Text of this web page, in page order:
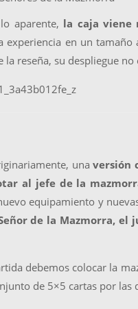
aparente, la caja viene
experiencia en un
la reseña, su despliegue
unaversión
al jefe de la
equipamiento y
de la Mazmorra, el
debemos colocar la
de 5×5 cartas por